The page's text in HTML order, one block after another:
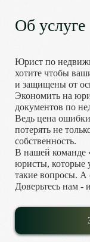
Об услуге
Юрист по
хотите чтобы
и защищены от
Экономить на
документов по
Ведь цена
потерять не
собственность.
В нашей команде
юристы, которые
такие вопросы. А
Доверьтесь нам -